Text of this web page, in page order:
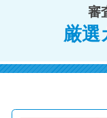
審
厳選